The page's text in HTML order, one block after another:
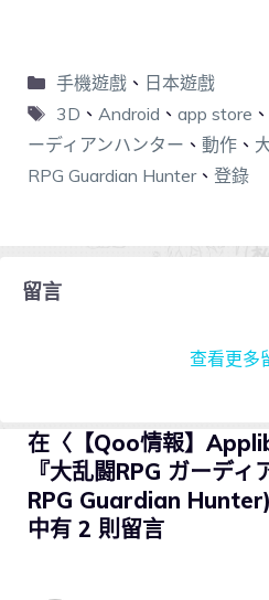
手機遊戲、 日本遊戲
3D 、 Android 、 app store 、
ーディアンハンター 、 動作 、
RPG Guardian Hunter、 登錄
留言
查看更多
在〈【Qoo情報】
『大乱闘RPG ガーデ
RPG Guardian Hunter)
中有 2 則留言